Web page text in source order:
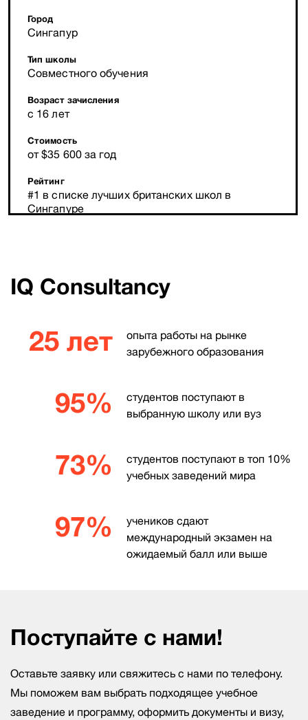
Город
Сингапур
Тип школы
Совместного обучения
Возраст зачисления
с 16 лет
Стоимость
от $35 600 за год
Рейтинг
#1 в списке лучших британских школ в
Сингапуре
IQ Consultancy
25 лет
опыта работы на рынке
зарубежного образования
95%
студентов поступают в
выбранную школу или вуз
73%
студентов поступают в топ 10%
учебных заведений мира
97%
учеников сдают
международный экзамен на
ожидаемый балл или выше
Поступайте с нами!
Оставьте заявку или свяжитесь с нами по телефону.
Мы поможем вам выбрать подходящее учебное
заведение и программу, оформить документы и визу,